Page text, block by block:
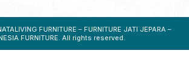
FURNITURE – FURNITURE JATI JEPARA –
FURNITURE. All rights reserved.